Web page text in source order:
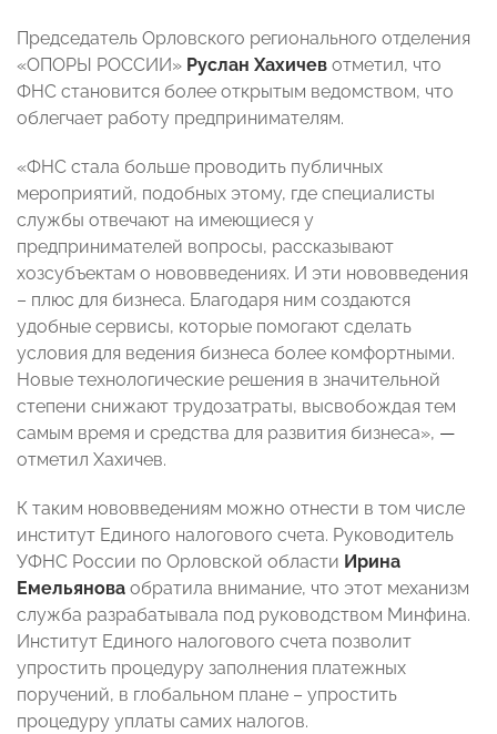
Председатель Орловского регионального отделения
«ОПОРЫ РОССИИ» Руслан Хахичев отметил, что
ФНС становится более открытым ведомством, что
облегчает работу предпринимателям.
«ФНС стала больше проводить публичных
мероприятий, подобных этому, где специалисты
службы отвечают на имеющиеся у
предпринимателей вопросы, рассказывают
хозсубъектам о нововведениях. И эти нововведения
– плюс для бизнеса. Благодаря ним создаются
удобные сервисы, которые помогают сделать
условия для ведения бизнеса более комфортными.
Новые технологические решения в значительной
степени снижают трудозатраты, высвобождая тем
самым время и средства для развития бизнеса», —
отметил Хахичев.
К таким нововведениям можно отнести в том числе
институт Единого налогового счета. Руководитель
УФНС России по Орловской области Ирина
Емельянова обратила внимание, что этот механизм
служба разрабатывала под руководством Минфина.
Институт Единого налогового счета позволит
упростить процедуру заполнения платежных
поручений, в глобальном плане – упростить
процедуру уплаты самих налогов.